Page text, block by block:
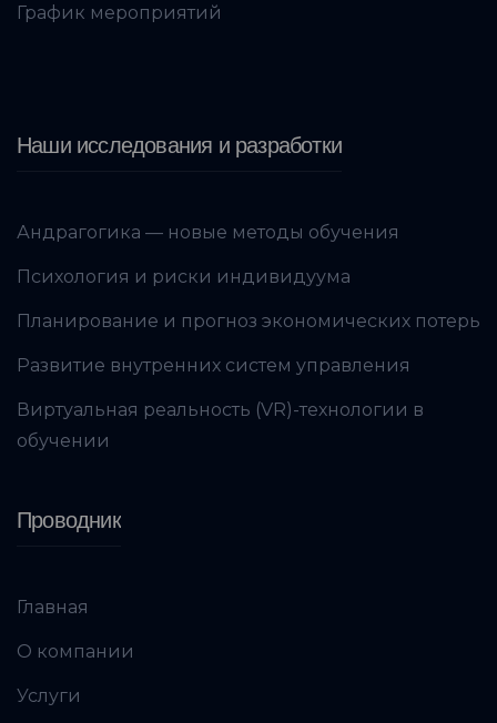
График мероприятий
Наши исследования и разработки
Андрагогика — новые методы обучения
Психология и риски индивидуума
Планирование и прогноз экономических потерь
Развитие внутренних систем управления
Виртуальная реальность (VR)-технологии в
обучении
Проводник
Главная
О компании
Услуги